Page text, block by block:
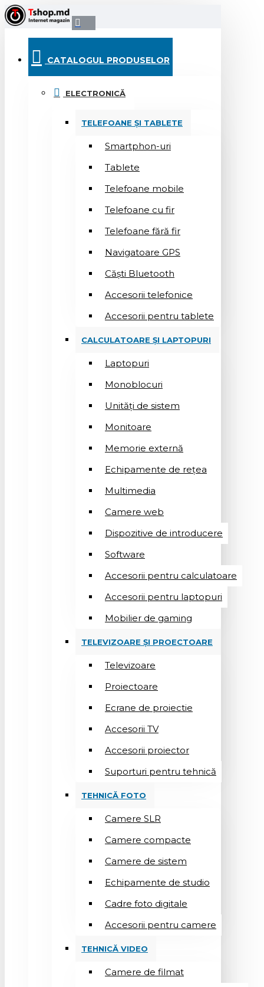
CATALOGUL PRODUSELOR
ELECTRONICĂ
TELEFOANE ȘI TABLETE
Smartphon-uri
Tablete
Telefoane mobile
Telefoane cu fir
Telefoane fără fir
Navigatoare GPS
Căști Bluetooth
Accesorii telefonice
Accesorii pentru tablete
CALCULATOARE ȘI LAPTOPURI
Laptopuri
Monoblocuri
Unități de sistem
Monitoare
Memorie externă
Echipamente de rețea
Multimedia
Camere web
Dispozitive de introducere
Software
Accesorii pentru calculatoare
Accesorii pentru laptopuri
Mobilier de gaming
TELEVIZOARE ȘI PROECTOARE
Televizoare
Proiectoare
Ecrane de proiectie
Accesorii TV
Accesorii proiector
Suporturi pentru tehnică
TEHNICĂ FOTO
Camere SLR
Camere compacte
Camere de sistem
Echipamente de studio
Cadre foto digitale
Accesorii pentru camere
TEHNICĂ VIDEO
Camere de filmat